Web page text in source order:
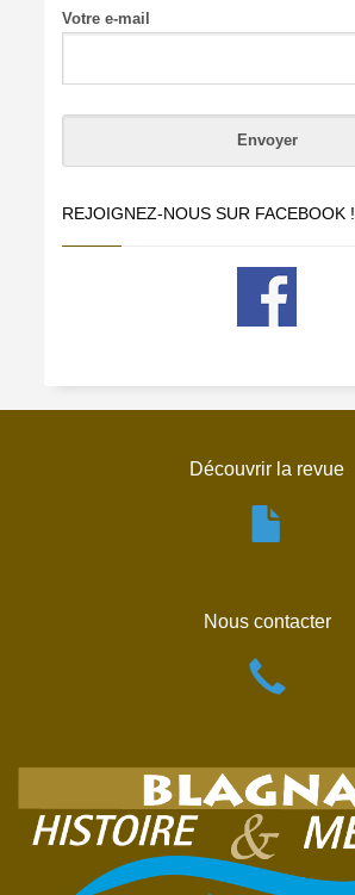
Votre e-mail
REJOIGNEZ-NOUS SUR FACEBOOK !
Découvrir la revue
Nous contacter